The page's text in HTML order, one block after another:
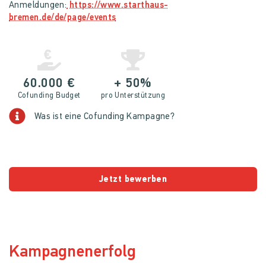
Anmeldungen: https://www.starthaus-
bremen.de/de/page/events
60.000 €
Cofunding Budget
+ 50%
pro Unterstützung
Was ist eine Cofunding Kampagne?
Jetzt bewerben
Kampagnenerfolg